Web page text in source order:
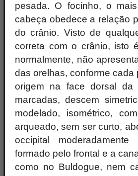
pesada. O focinho, o
cabeça obedece a relação
do crânio. Visto de
correta com o crânio, isto
normalmente, não
das orelhas, conforme
origem na face dorsal da
marcadas, descem
modelado, isométrico,
arqueado, sem ser curto,
occipital
formado pelo frontal e a
como no Buldogue, nem